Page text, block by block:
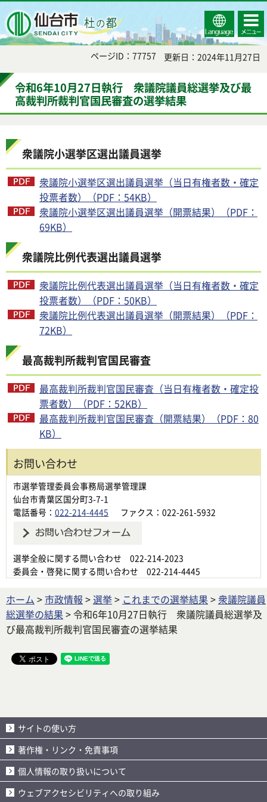
Select
Language
コンテ
ンツメ
ニュー
ページID：77757 更新日：2024年11月27日
令和6年10月27日執行 衆議院議員総選挙及び最
高裁判所裁判官国民審査の選挙結果
衆議院小選挙区選出議員選挙
衆議院小選挙区選出議員選挙（当日有権者数・確定
投票者数）（PDF：54KB）
衆議院小選挙区選出議員選挙（開票結果）（PDF：
69KB）
衆議院比例代表選出議員選挙
衆議院比例代表選出議員選挙（当日有権者数・確定
投票者数）（PDF：50KB）
衆議院比例代表選出議員選挙（開票結果）（PDF：
72KB）
最高裁判所裁判官国民審査
最高裁判所裁判官国民審査（当日有権者数・確定投
票者数）（PDF：52KB）
最高裁判所裁判官国民審査（開票結果）（PDF：80
KB）
お問い合わせ
市選挙管理委員会事務局選挙管理課
仙台市青葉区国分町3-7-1
電話番号： 022-214-4445 ファクス：022-261-5932
選挙全般に関する問い合わせ 022-214-2023
委員会・啓発に関する問い合わせ 022-214-4445
ホーム >市政情報 >選挙> これまでの選挙結果 > 衆議院議員
総選挙の結果 > 令和6年10月27日執行 衆議院議員総選挙及
び最高裁判所裁判官国民審査の選挙結果
サイトの使い方
著作権・リンク・免責事項
個人情報の取り扱いについて
ウェブアクセシビリティへの取り組み